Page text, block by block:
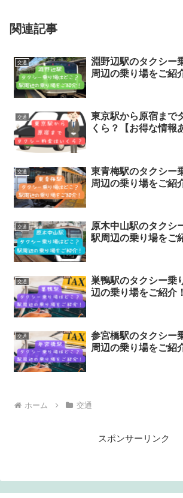
関連記事
交通
淵野辺駅のタクシー
周辺の乗り場をご紹
交通
東京駅から原宿まで
くら？【お得な情報
交通
東青梅駅のタクシー
周辺の乗り場をご紹
交通
原木中山駅のタクシ
駅周辺の乗り場をご
交通
巣鴨駅のタクシー乗
辺の乗り場をご紹介！
交通
参宮橋駅のタクシー
周辺の乗り場をご紹
ホーム 交通
スポンサーリンク